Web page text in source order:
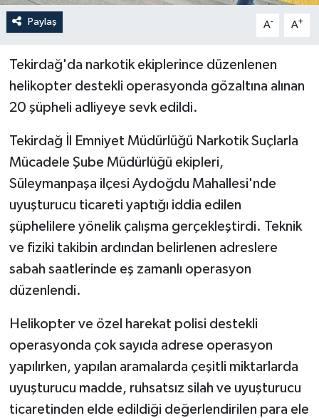
Paylaş A- A+
Tekirdağ'da narkotik ekiplerince düzenlenen
helikopter destekli operasyonda gözaltına alınan
20 şüpheli adliyeye sevk edildi.
Tekirdağ İl Emniyet Müdürlüğü Narkotik Suçlarla
Mücadele Şube Müdürlüğü ekipleri,
Süleymanpaşa ilçesi Aydoğdu Mahallesi'nde
uyuşturucu ticareti yaptığı iddia edilen
şüphelilere yönelik çalışma gerçekleştirdi. Teknik
ve fiziki takibin ardından belirlenen adreslere
sabah saatlerinde eş zamanlı operasyon
düzenlendi.
Helikopter ve özel harekat polisi destekli
operasyonda çok sayıda adrese operasyon
yapılırken, yapılan aramalarda çeşitli miktarlarda
uyuşturucu madde, ruhsatsız silah ve uyuşturucu
ticaretinden elde edildiği değerlendirilen para ele
YAŞAM